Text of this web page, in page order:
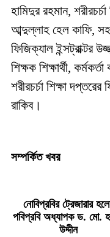
হামিদুর রহমান,
আব্দুল্লাহ হেল কাফি,
ফিজিক্যাল ইন্সট্রাক্টর
শিক্ষক শিক্ষার্থী,
শরীরচর্চা শিক্ষা দপ্তরের
রাকিব।
সম্পর্কিত খবর
নোবিপ্রবির ট্রেজারার
পবিপ্রবি অধ্যাপক ড. মো.
উদ্দীন